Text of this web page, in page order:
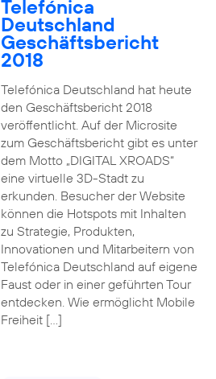
Telefónica
Deutschland
Geschäftsbericht
2018
Telefónica Deutschland hat heute
den Geschäftsbericht 2018
veröffentlicht. Auf der Microsite
zum Geschäftsbericht gibt es unter
dem Motto „DIGITAL XROADS“
eine virtuelle 3D-Stadt zu
erkunden. Besucher der Website
können die Hotspots mit Inhalten
zu Strategie, Produkten,
Innovationen und Mitarbeitern von
Telefónica Deutschland auf eigene
Faust oder in einer geführten Tour
entdecken. Wie ermöglicht Mobile
Freiheit […]